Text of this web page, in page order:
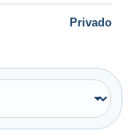
Privado